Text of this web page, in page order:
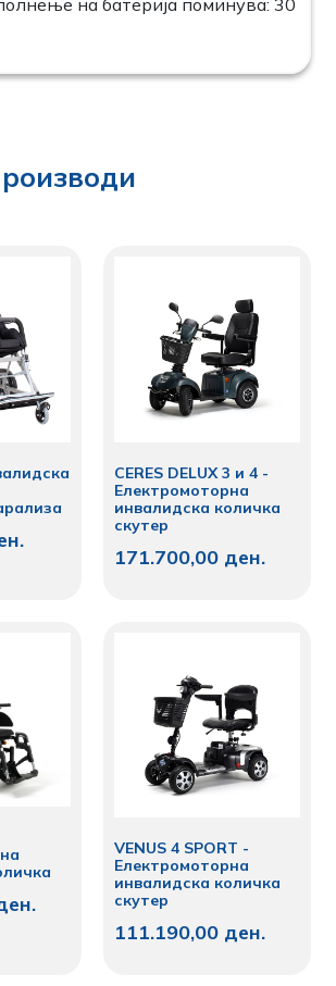
CERES DELUX 3 и 4 -
Електромоторна
инвалидска количка
скутер
171.700,00 ден.
VENUS 4 SPORT -
Електромоторна
инвалидска количка
скутер
111.190,00 ден.